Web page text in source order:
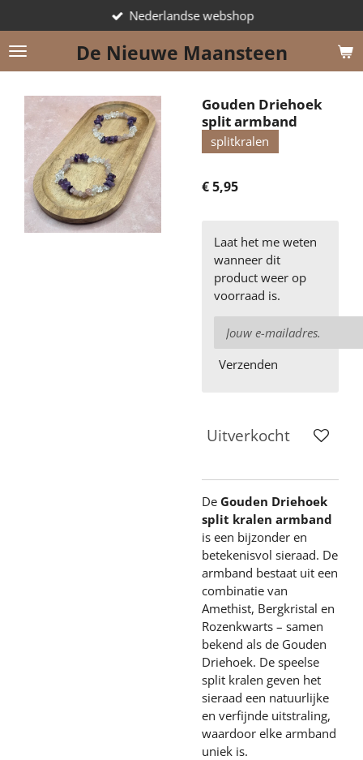
direct
naar
de
De Nieuwe Maansteen
Nederlandse webshop
Gouden Driehoek
split armband
splitkralen
€ 5,95
Laat het me weten
wanneer dit
product weer op
voorraad is.
Verzenden
Uitverkocht
De Gouden Driehoek
split kralen armband
is een bijzonder en
betekenisvol sieraad. De
armband bestaat uit een
combinatie van
Amethist, Bergkristal en
Rozenkwarts – samen
bekend als de Gouden
Driehoek. De speelse
split kralen geven het
sieraad een natuurlijke
en verfijnde uitstraling,
waardoor elke armband
uniek is.